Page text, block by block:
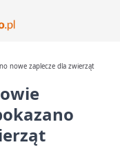
nowe zaplecze dla zwierząt